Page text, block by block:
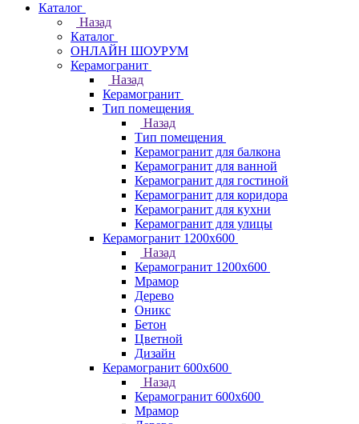
Каталог
Назад
Каталог
ОНЛАЙН ШОУРУМ
Керамогранит
Назад
Керамогранит
Тип помещения
Назад
Тип помещения
Керамогранит для балкона
Керамогранит для ванной
Керамогранит для гостиной
Керамогранит для коридора
Керамогранит для кухни
Керамогранит для улицы
Керамогранит 1200х600
Назад
Керамогранит 1200х600
Мрамор
Дерево
Оникс
Бетон
Цветной
Дизайн
Керамогранит 600х600
Назад
Керамогранит 600х600
Мрамор